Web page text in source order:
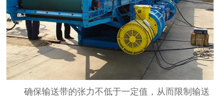
确保输送带的张力不低于一定值，从而限制输送